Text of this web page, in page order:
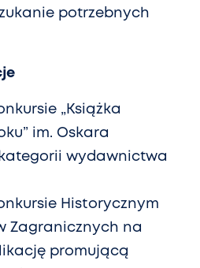
potrzebnych
„Książka
im. Oskara
wydawnictwa
Historycznym
Zagranicznych na
promującą